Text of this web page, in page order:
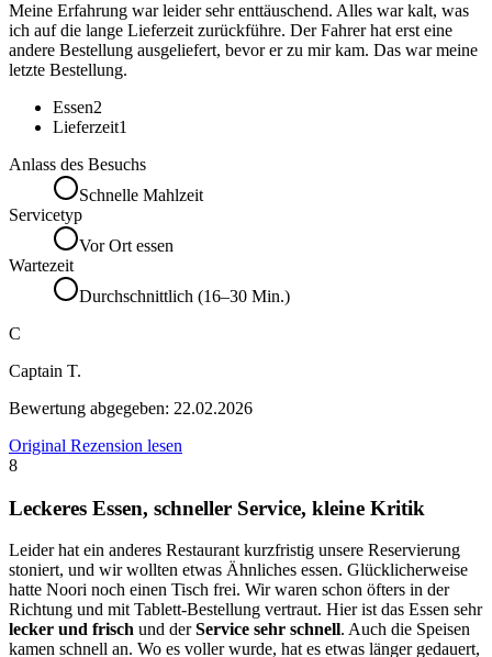
Meine Erfahrung war leider sehr enttäuschend. Alles war kalt, was
ich auf die lange Lieferzeit zurückführe. Der Fahrer hat erst eine
andere Bestellung ausgeliefert, bevor er zu mir kam. Das war meine
letzte Bestellung.
Essen2
Lieferzeit1
Anlass des Besuchs
Schnelle Mahlzeit
Servicetyp
Vor Ort essen
Wartezeit
Durchschnittlich (16–30 Min.)
C
Captain T.
Bewertung abgegeben: 22.02.2026
Original Rezension lesen
8
Leckeres Essen, schneller Service, kleine Kritik
Leider hat ein anderes Restaurant kurzfristig unsere Reservierung
stoniert, und wir wollten etwas Ähnliches essen. Glücklicherweise
hatte Noori noch einen Tisch frei. Wir waren schon öfters in der
Richtung und mit Tablett-Bestellung vertraut. Hier ist das Essen sehr
lecker und frisch und derService sehr schnell. Auch die Speisen
kamen schnell an. Wo es voller wurde, hat es etwas länger gedauert,